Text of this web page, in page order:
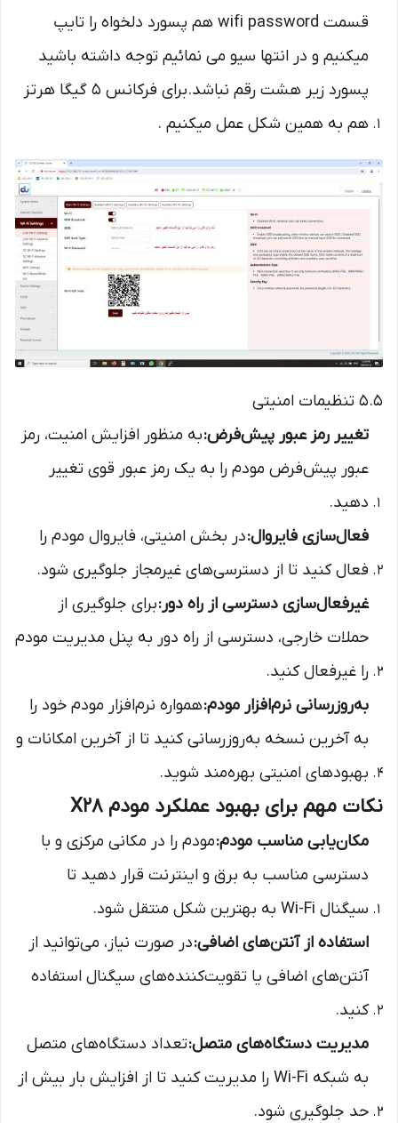
قسمت wifi password هم پسورد دلخواه را تایپ
میکنیم و در انتها سیو می نمائیم توجه داشته باشید
پسورد زیر هشت رقم نباشد.برای فرکانس 5 گیگا هرتز
هم به همین شکل عمل میکنیم .
5.5 تنظیمات امنیتی
تغییر رمز عبور پیش‌فرض:به منظور افزایش امنیت، رمز
عبور پیش‌فرض مودم را به یک رمز عبور قوی تغییر
دهید.
فعال‌سازی فایروال:در بخش امنیتی، فایروال مودم را
فعال کنید تا از دسترسی‌های غیرمجاز جلوگیری شود.
غیرفعال‌سازی دسترسی از راه دور:برای جلوگیری از
حملات خارجی، دسترسی از راه دور به پنل مدیریت مودم
را غیرفعال کنید.
به‌روزرسانی نرم‌افزار مودم:همواره نرم‌افزار مودم خود را
به آخرین نسخه به‌روزرسانی کنید تا از آخرین امکانات و
بهبودهای امنیتی بهره‌مند شوید.
نکات مهم برای بهبود عملکرد مودم X28
مکان‌یابی مناسب مودم:مودم را در مکانی مرکزی و با
دسترسی مناسب به برق و اینترنت قرار دهید تا
سیگنال Wi-Fi به بهترین شکل منتقل شود.
استفاده از آنتن‌های اضافی:در صورت نیاز، می‌توانید از
آنتن‌های اضافی یا تقویت‌کننده‌های سیگنال استفاده
کنید.
مدیریت دستگاه‌های متصل:تعداد دستگاه‌های متصل
به شبکه Wi-Fi را مدیریت کنید تا از افزایش بار بیش از
حد جلوگیری شود.